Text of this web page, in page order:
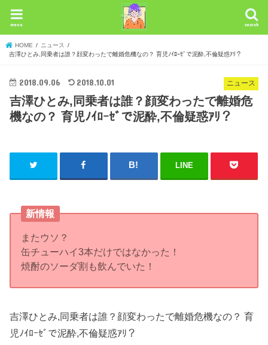
search
menu
HOME
ニュース
吉澤ひとみ,同乗者は誰？顔変わったで離婚危機なの？ 育児ﾉｲﾛｰｾﾞで泥酔,不倫疑惑ｱﾘ？
ニュース
2018.09.06 2018.10.01
吉澤ひとみ,同乗者は誰？顔変わったで離婚危
機なの？ 育児ﾉｲﾛｰｾﾞで泥酔,不倫疑惑ｱﾘ？
LINE
新情報
またウソ？
缶チューハイ3本だけではなかった！
焼酎のソーダ割も飲んでいた！
吉澤ひとみ,同乗者は誰？顔変わったで離婚危機なの？ 育
児ﾉｲﾛｰｾﾞで泥酔,不倫疑惑ｱﾘ？